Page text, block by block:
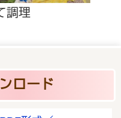
して調理
ロード